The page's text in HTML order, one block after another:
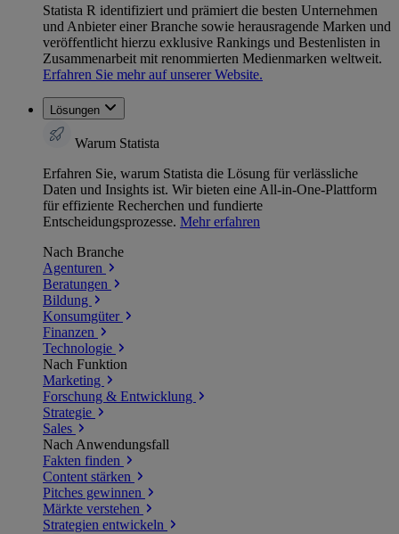
Statista R identifiziert und prämiert die besten Unternehmen
und Anbieter einer Branche sowie herausragende Marken und
veröffentlicht hierzu exklusive Rankings und Bestenlisten in
Zusammenarbeit mit renommierten Medienmarken weltweit.
Erfahren Sie mehr auf unserer Website.
Lösungen
Warum Statista
Erfahren Sie, warum Statista die Lösung für verlässliche
Daten und Insights ist. Wir bieten eine All-in-One-Plattform
für effiziente Recherchen und fundierte
Entscheidungsprozesse. Mehr erfahren
Nach Branche
Agenturen
Beratungen
Bildung
Konsumgüter
Finanzen
Technologie
Nach Funktion
Marketing
Forschung & Entwicklung
Strategie
Sales
Nach Anwendungsfall
Fakten finden
Content stärken
Pitches gewinnen
Märkte verstehen
Strategien entwickeln